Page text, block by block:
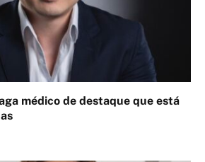
médico de destaque que está